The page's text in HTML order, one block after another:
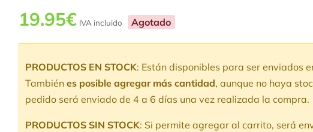
19.95€ IVA incluido Agotado
PRODUCTOS EN STOCK: Están disponibles para ser enviados
También es posible agregar más cantidad, aunque no haya
pedido será enviado de 4 a 6 días una vez realizada la compra.
PRODUCTOS SIN STOCK: Si permite agregar al carrito, será